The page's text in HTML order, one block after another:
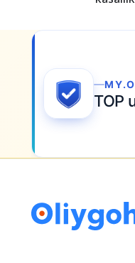
Siz
Kam
TOP